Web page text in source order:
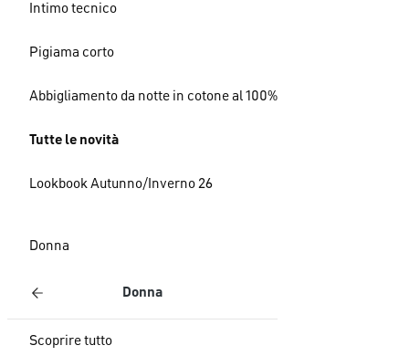
Intimo tecnico
Pigiama corto
Abbigliamento da notte in cotone al 100%
Tutte le novità
Lookbook Autunno/Inverno 26
Donna
Donna
Scoprire tutto